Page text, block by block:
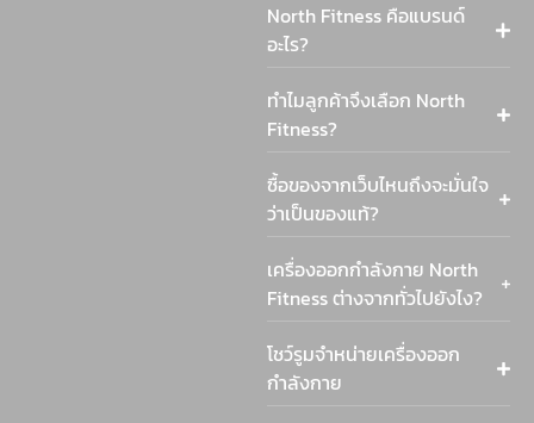
North Fitness คือแบรนด์
อะไร?
ทำไมลูกค้าจึงเลือก North
Fitness?
ซื้อของจากเว็บไหนถึงจะมั่นใจ
ว่าเป็นของแท้?
เครื่องออกกำลังกาย North
Fitness ต่างจากทั่วไปยังไง?
โชว์รูมจำหน่ายเครื่องออก
กำลังกาย